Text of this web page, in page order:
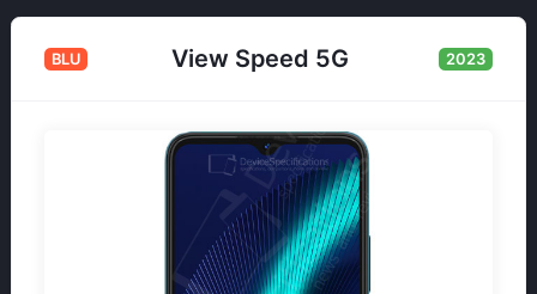
BLU View Speed 5G 2023